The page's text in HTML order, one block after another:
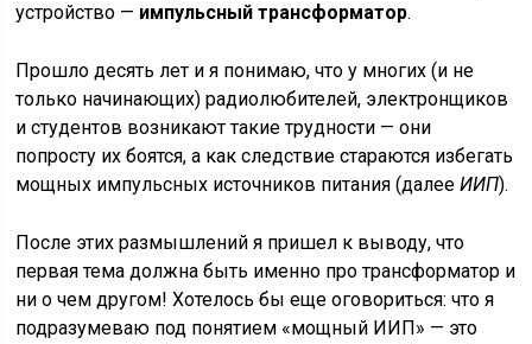
устройство — импульсный трансформатор.
Прошло десять лет и я понимаю, что у многих (и не
только начинающих) радиолюбителей, электронщиков
и студентов возникают такие трудности — они
попросту их боятся, а как следствие стараются избегать
мощных импульсных источников питания (далееИИП).
После этих размышлений я пришел к выводу, что
первая тема должна быть именно про трансформатор и
ни о чем другом! Хотелось бы еще оговориться: что я
подразумеваю под понятием «мощный ИИП» — это